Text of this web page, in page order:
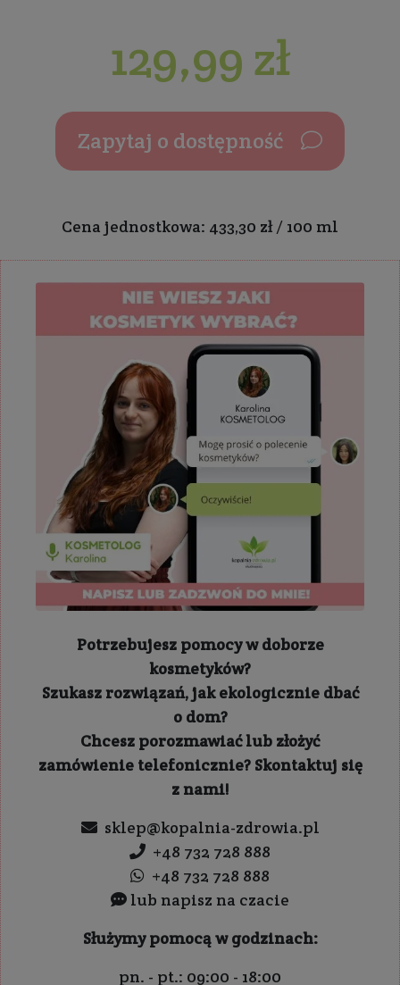
129,99 zł
Zapytaj o dostępność
Cena jednostkowa: 433,30 zł / 100 ml
Potrzebujesz pomocy w doborze
kosmetyków?
Szukasz rozwiązań, jak ekologicznie dbać
o dom?
Chcesz porozmawiać lub złożyć
zamówienie telefonicznie? Skontaktuj się
z nami!
sklep@kopalnia-zdrowia.pl
+48 732 728 888
+48 732 728 888
lub napisz na czacie
Służymy pomocą w godzinach:
pn. - pt.: 09:00 - 18:00